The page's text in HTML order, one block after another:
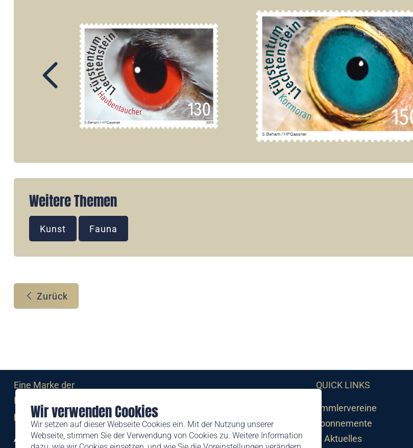
Wir verwenden Cookies
Wir setzen auf dieser Webseite Cookies ein. Mit der Nutzung unserer
Webseite, stimmen Sie der Verwendung von Cookies zu. Weitere Information
Weitere Themen
Kunst Fauna
Zurück
Eine Marke der
Liechtensteinischen Post AG
post.li
Alte Zollstrasse 11
QUICK LINKS
Sammlervereine
Abonnemente
Aktuelles